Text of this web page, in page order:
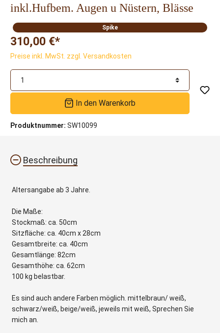
inkl.Hufbem. Augen u Nüstern, Blässe
310,00 €*
Preise inkl. MwSt. zzgl. Versandkosten
Spike
In den Warenkorb
Produktnummer: SW10099
Beschreibung
Altersangabe ab 3 Jahre.
Die Maße:
Stockmaß: ca. 50cm
Sitzfläche: ca. 40cm x 28cm
Gesamtbreite: ca. 40cm
Gesamtlänge: 82cm
Gesamthöhe: ca. 62cm
100 kg belastbar.
Es sind auch andere Farben möglich. mittelbraun/ weiß,
schwarz/weiß, beige/weiß, jeweils mit weiß, Sprechen Sie
mich an.